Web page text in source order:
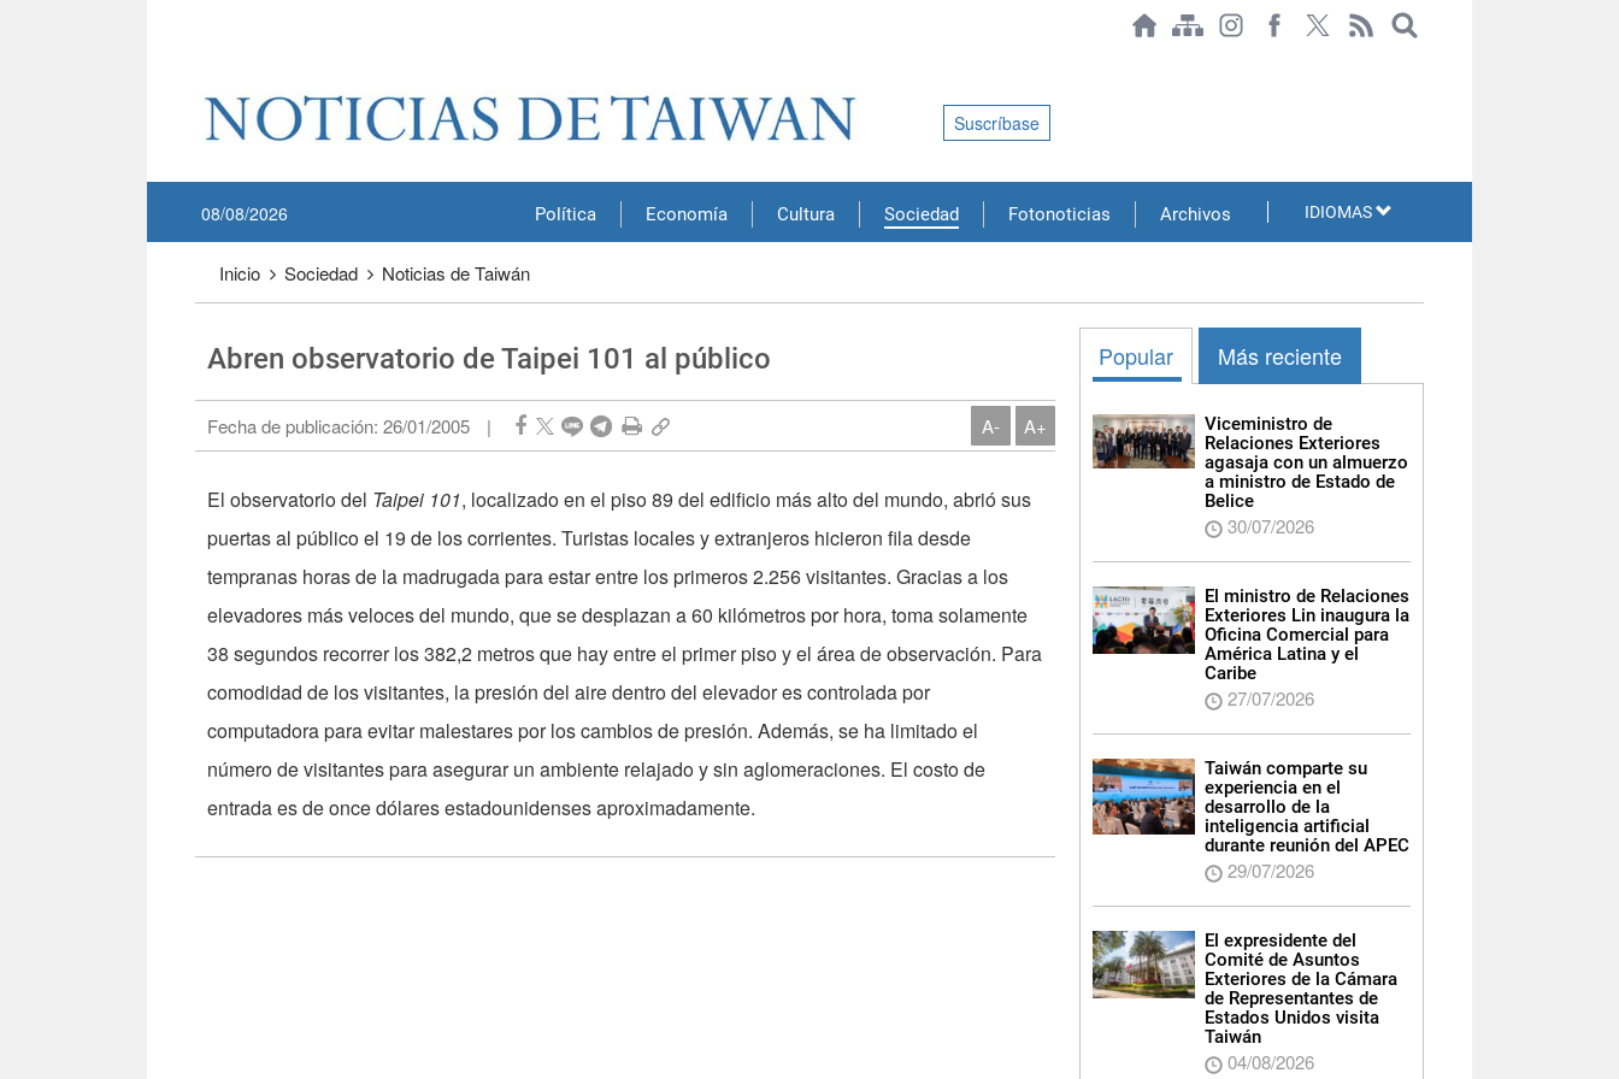
Política Economía Cultura Sociedad Fotonoticias Archivos
08/08/2026
Suscríbase
IDIOMAS
Inicio Sociedad Noticias de Taiwán
Abren observatorio de Taipei 101 al público
Fecha de publicación: 26/01/2005 | A- A+
El observatorio del Taipei 101, localizado en el piso 89 del edificio más alto del mundo, abrió sus
puertas al público el 19 de los corrientes. Turistas locales y extranjeros hicieron fila desde
tempranas horas de la madrugada para estar entre los primeros 2.256 visitantes. Gracias a los
elevadores más veloces del mundo, que se desplazan a 60 kilómetros por hora, toma solamente
38 segundos recorrer los 382,2 metros que hay entre el primer piso y el área de observación. Para
comodidad de los visitantes, la presión del aire dentro del elevador es controlada por
computadora para evitar malestares por los cambios de presión. Además, se ha limitado el
número de visitantes para asegurar un ambiente relajado y sin aglomeraciones. El costo de
entrada es de once dólares estadounidenses aproximadamente.
Popular Más reciente
Viceministro de
Relaciones Exteriores
agasaja con un almuerzo
a ministro de Estado de
Belice
30/07/2026
El ministro de Relaciones
Exteriores Lin inaugura la
Oficina Comercial para
América Latina y el
Caribe
27/07/2026
Taiwán comparte su
experiencia en el
desarrollo de la
inteligencia artificial
durante reunión del APEC
29/07/2026
El expresidente del
Comité de Asuntos
Exteriores de la Cámara
de Representantes de
Estados Unidos visita
Taiwán
04/08/2026